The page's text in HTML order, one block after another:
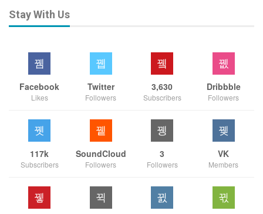
Stay With Us
Facebook
Likes
Twitter
Followers
3,630
Subscribers
Dribbble
Followers
117k
Subscribers
SoundCloud
Followers
3
Followers
VK
Members